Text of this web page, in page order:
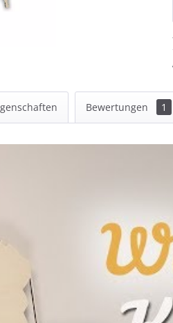
Bewertungen 1